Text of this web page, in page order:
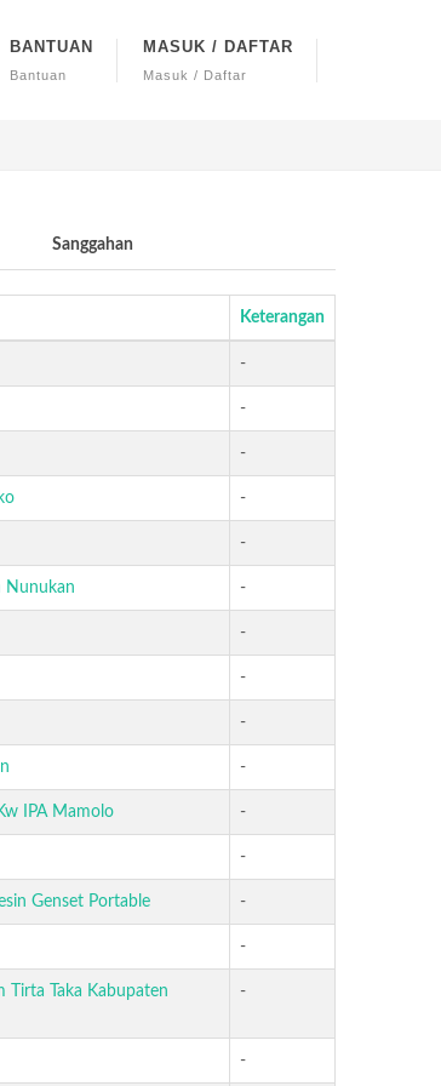
BANTUAN
Bantuan
MASUK / DAFTAR
Masuk / Daftar
Sanggahan
Keterangan
-
-
-
-
-
Nunukan -
-
-
-
-
IPA Mamolo -
-
Genset Portable -
-
Tirta Taka Kabupaten
-
-